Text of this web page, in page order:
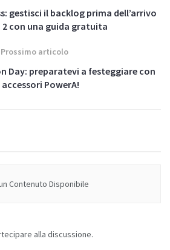
gestisci il backlog prima dell’arrivo
2 con una guida gratuita
Prossimo articolo
Day: preparatevi a festeggiare con
accessori PowerA!
Contenuto Disponibile
alla discussione.